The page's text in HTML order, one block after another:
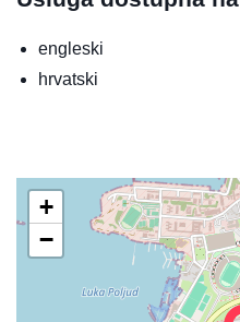
engleski
hrvatski
+
−